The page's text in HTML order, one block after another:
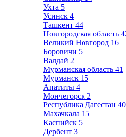
Ухта 5
Усинск 4
Ташкент 44
Новгородская область
Великий Новгород 16
Боровичи 5
Валдай 2
Мурманская область 41
Мурманск 15
Апатиты 4
Мончегорск 2
Республика Дагестан 40
Махачкала 15
Каспийск 5
Дербент 3